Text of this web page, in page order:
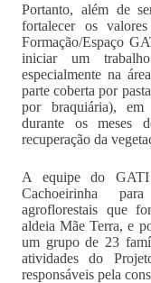
Portanto, além de
fortalecer os
Formação/Espaço
iniciar um
especialmente na
parte coberta por
por braquiária), em
durante os meses
recuperação da
A equipe do
Cachoeirinha
agroflorestais que
aldeia Mãe Terra, e
um grupo de 23
atividades do
responsáveis pela